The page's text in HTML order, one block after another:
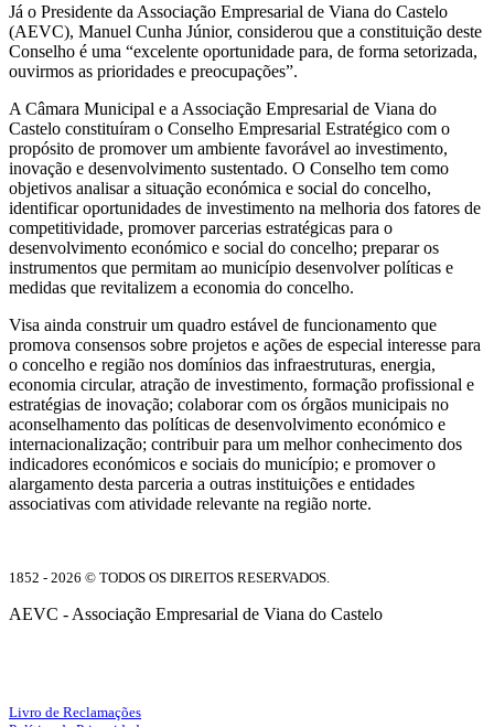
Já o Presidente da Associação Empresarial de Viana do Castelo
(AEVC), Manuel Cunha Júnior, considerou que a constituição deste
Conselho é uma “excelente oportunidade para, de forma setorizada,
ouvirmos as prioridades e preocupações”.
A Câmara Municipal e a Associação Empresarial de Viana do
Castelo constituíram o Conselho Empresarial Estratégico com o
propósito de promover um ambiente favorável ao investimento,
inovação e desenvolvimento sustentado. O Conselho tem como
objetivos analisar a situação económica e social do concelho,
identificar oportunidades de investimento na melhoria dos fatores de
competitividade, promover parcerias estratégicas para o
desenvolvimento económico e social do concelho; preparar os
instrumentos que permitam ao município desenvolver políticas e
medidas que revitalizem a economia do concelho.
Visa ainda construir um quadro estável de funcionamento que
promova consensos sobre projetos e ações de especial interesse para
o concelho e região nos domínios das infraestruturas, energia,
economia circular, atração de investimento, formação profissional e
estratégias de inovação; colaborar com os órgãos municipais no
aconselhamento das políticas de desenvolvimento económico e
internacionalização; contribuir para um melhor conhecimento dos
indicadores económicos e sociais do município; e promover o
alargamento desta parceria a outras instituições e entidades
associativas com atividade relevante na região norte.
1852 - 2026 © TODOS OS DIREITOS RESERVADOS.
AEVC - Associação Empresarial de Viana do Castelo
Livro de Reclamações